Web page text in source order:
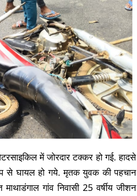
में जोरदार टक्कर हो गई. हादसे
से घायल हो गये. मृतक युवक की पहचान
माथाडंगाल गांव निवासी 25 वर्षीय जीशन